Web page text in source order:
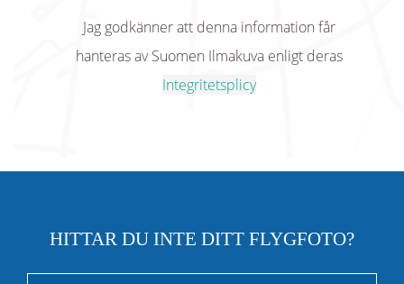
Jag godkänner att denna information får
hanteras av Suomen Ilmakuva enligt deras
Integritetsplicy
HITTAR DU INTE DITT FLYGFOTO?